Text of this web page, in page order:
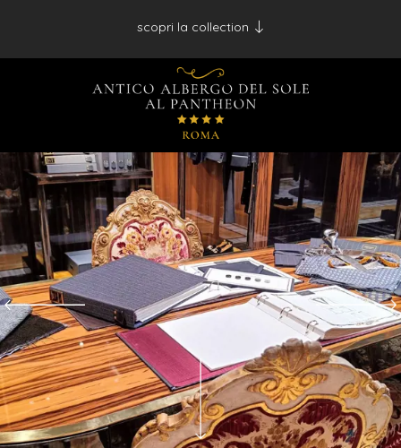
scopri la collection
Desìo Charming Hotels
Antico Albergo del Sole al Pantheon - Roma
Palazzo Navona - Roma